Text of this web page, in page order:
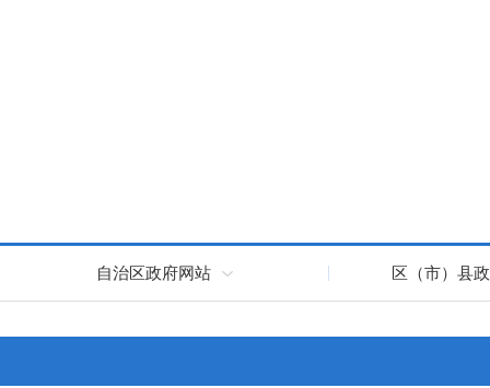
自治区政府网站 区（市）县